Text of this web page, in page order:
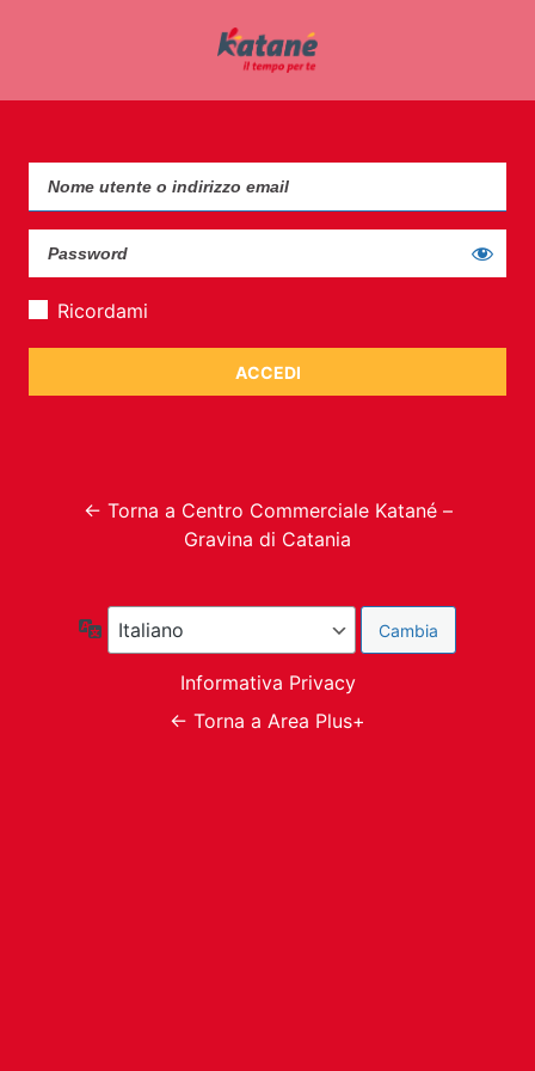
Ricordami
← Torna a Centro Commerciale Katané –
Gravina di Catania
Lingua
Informativa Privacy
← Torna a Area Plus+